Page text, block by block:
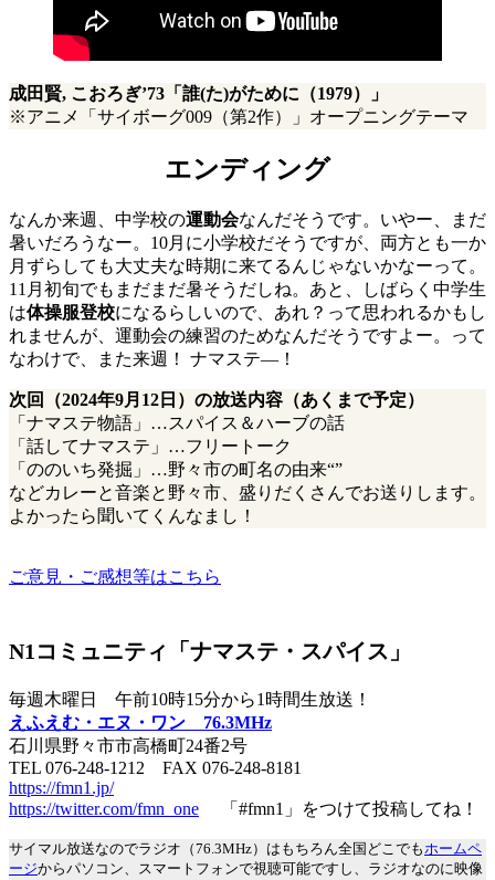
成田賢, こおろぎ’73「 誰(た)がために（1979）」
※アニメ「サイボーグ009（第2作）」オープニングテーマ
エンディング
なんか来週、中学校の運動会なんだそうです。いやー、まだ
暑いだろうなー。10月に小学校だそうですが、両方とも一か
月ずらしても大丈夫な時期に来てるんじゃないかなーって。
11月初旬でもまだまだ暑そうだしね。あと、しばらく中学生
は体操服登校になるらしいので、あれ？って思われるかもし
れませんが、運動会の練習のためなんだそうですよー。って
なわけで、また来週！ ナマステ―！
次回（2024年9月12日）の放送内容（あくまで予定）
「ナマステ物語」…スパイス＆ハーブの話
「話してナマステ」…フリートーク
「ののいち発掘」…野々市の町名の由来“”
などカレーと音楽と野々市、盛りだくさんでお送りします。
よかったら聞いてくんなまし！
ご意見・ご感想等はこちら
N1コミュニティ「ナマステ・スパイス」
毎週木曜日 午前10時15分から1時間生放送！
えふえむ・エヌ・ワン 76.3MHz
石川県野々市市高橋町24番2号
TEL 076-248-1212 FAX 076-248-8181
https://fmn1.jp/
https://twitter.com/fmn_one 「#fmn1」をつけて投稿してね！
サイマル放送なのでラジオ（76.3MHz）はもちろん全国どこでも ホームペ
ージからパソコン、スマートフォンで視聴可能ですし、ラジオなのに映像